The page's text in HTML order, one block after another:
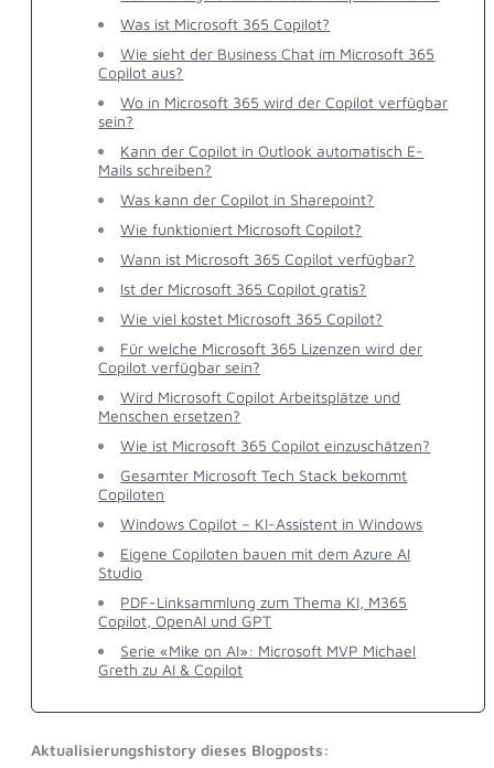
Was ist Microsoft 365 Copilot?
Wie sieht der Business Chat im Microsoft 365
Copilot aus?
Wo in Microsoft 365 wird der Copilot verfügbar
sein?
Kann der Copilot in Outlook automatisch E-
Mails schreiben?
Was kann der Copilot in Sharepoint?
Wie funktioniert Microsoft Copilot?
Wann ist Microsoft 365 Copilot verfügbar?
Ist der Microsoft 365 Copilot gratis?
Wie viel kostet Microsoft 365 Copilot?
Für welche Microsoft 365 Lizenzen wird der
Copilot verfügbar sein?
Wird Microsoft Copilot Arbeitsplätze und
Menschen ersetzen?
Wie ist Microsoft 365 Copilot einzuschätzen?
Gesamter Microsoft Tech Stack bekommt
Copiloten
Windows Copilot – KI-Assistent in Windows
Eigene Copiloten bauen mit dem Azure AI
Studio
PDF-Linksammlung zum Thema KI, M365
Copilot, OpenAI und GPT
Serie «Mike on AI»: Microsoft MVP Michael
Greth zu AI & Copilot
Aktualisierungshistory dieses Blogposts: